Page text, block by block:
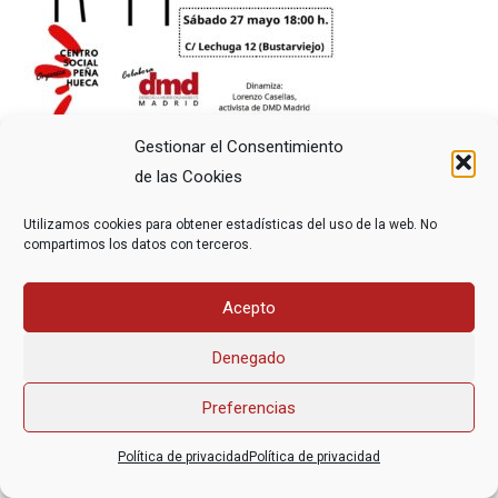
Gestionar el Consentimiento
de las Cookies
Utilizamos cookies para obtener estadísticas del uso de la web. No
compartimos los datos con terceros.
Acepto
Denegado
Preferencias
Política de privacidad Política de privacidad